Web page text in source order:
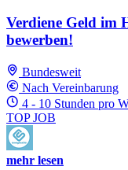
Verdiene Geld im
bewerben!
Bundesweit
Nach Vereinbarung
4 - 10 Stunden pro
TOP JOB
mehr lesen